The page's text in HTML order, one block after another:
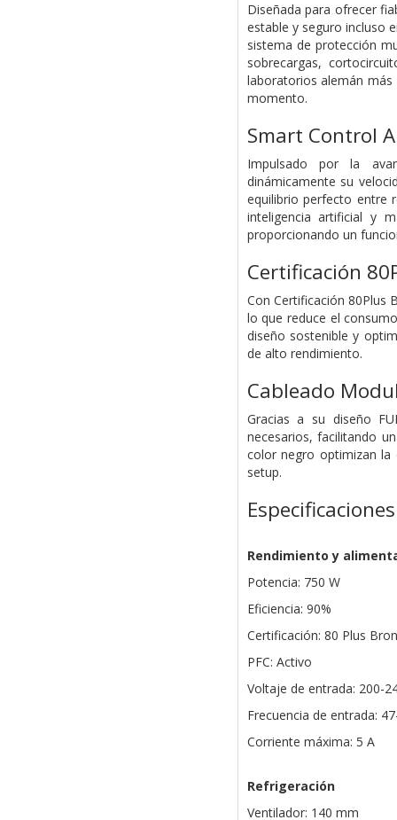
Diseñada para ofrecer
estable y seguro incluso
sistema de protección
sobrecargas,
laboratorios alemán
momento.
Smart Control
Impulsado por la
dinámicamente su
equilibrio perfecto entre
inteligencia artificial y
proporcionando un
Certificación
Con Certificación 80Plus
lo que reduce el
diseño sostenible y
de alto rendimiento.
Cableado
Gracias a su diseño
necesarios, facilitando
color negro optimizan
setup.
Especificaciones
Rendimiento y
Potencia: 750 W
Eficiencia: 90%
Certificación: 80 Plus
PFC: Activo
Voltaje de entrada: 200-
Frecuencia de entrada:
Corriente máxima: 5 A
Refrigeración
Ventilador: 140 mm